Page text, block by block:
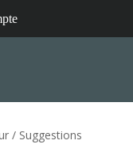
/ Suggestions